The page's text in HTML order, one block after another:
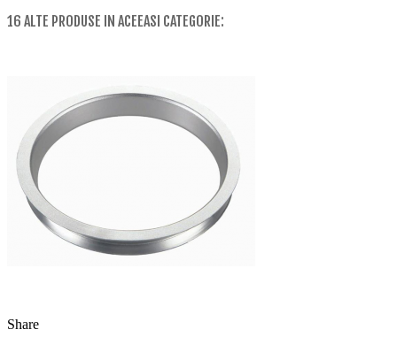
16 ALTE PRODUSE IN ACEEASI CATEGORIE:
Share